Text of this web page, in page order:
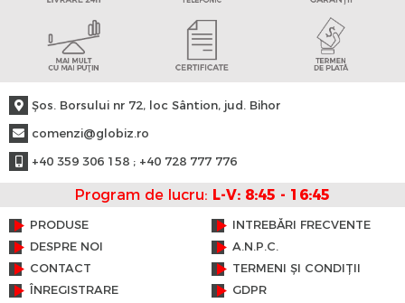
Şos. Borsului nr 72, loc Sântion, jud. Bihor
comenzi@globiz.ro
+40 359 306 158 ; +40 728 777 776
Program de lucru: L-V: 8:45 - 16:45
PRODUSE
DESPRE NOI
CONTACT
ÎNREGISTRARE
INTREBĂRI FRECVENTE
A.N.P.C.
TERMENI ȘI CONDIȚII
GDPR